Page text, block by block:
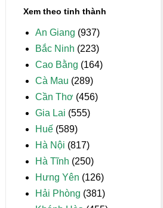
Xem theo tỉnh thành
An Giang (937)
Bắc Ninh (223)
Cao Bằng (164)
Cà Mau (289)
Cần Thơ (456)
Gia Lai (555)
Huế (589)
Hà Nội (817)
Hà Tĩnh (250)
Hưng Yên (126)
Hải Phòng (381)